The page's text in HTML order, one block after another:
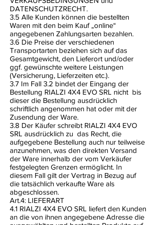
DATENSCHUTZRECHT.
3.5 Alle Kunden können die bestellten
Waren mit den beim Kauf „online“
angegebenen Zahlungsarten bezahlen.
3.6 Die Preise der verschiedenen
Transportarten beziehen sich auf das
Gesamtgewicht, den Lieferort und/oder
ggf. gewünschte weitere Leistungen
(Versicherung, Lieferzeiten etc.).
3.7 Im Fall 3.2 bindet der Eingang der
Bestellung RIALZI 4X4 EVO SRL nicht bis
dieser die Bestellung ausdrücklich
schriftlich angenommen hat oder mit der
Zusendung der Ware.
3.8 Der Käufer schreibt RIALZI 4X4 EVO
SRL ausdrücklich zu das Recht, die
aufgegebene Bestellung auch nur teilweise
anzunehmen, was den direkten Versand
der Ware innerhalb der vom Verkäufer
festgelegten Grenzen ermöglicht. In
diesem Fall gilt der Vertrag in Bezug auf
die tatsächlich verkaufte Ware als
abgeschlossen.
Art.4: LIEFERART
4.1 RIALZI 4X4 EVO SRL liefert den Kunden
an die von ihnen angegebene Adresse die